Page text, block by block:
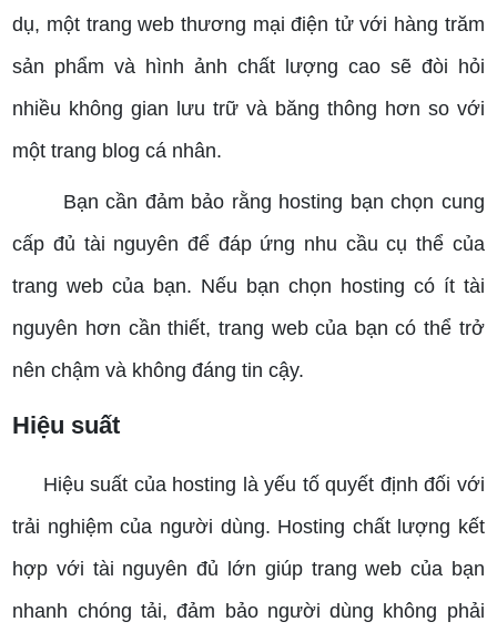
dụ, một trang web thương mại điện tử với hàng trăm
sản phẩm và hình ảnh chất lượng cao sẽ đòi hỏi
nhiều không gian lưu trữ và băng thông hơn so với
một trang blog cá nhân.
Bạn cần đảm bảo rằng hosting bạn chọn cung
cấp đủ tài nguyên để đáp ứng nhu cầu cụ thể của
trang web của bạn. Nếu bạn chọn hosting có ít tài
nguyên hơn cần thiết, trang web của bạn có thể trở
nên chậm và không đáng tin cậy.
Hiệu suất
Hiệu suất của hosting là yếu tố quyết định đối với
trải nghiệm của người dùng. Hosting chất lượng kết
hợp với tài nguyên đủ lớn giúp trang web của bạn
nhanh chóng tải, đảm bảo người dùng không phải